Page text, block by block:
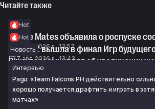
Читайте также
Hot
Gentle Mates объявила о роспуске
7 авг. 2026 г., 13:57
Hot
Team KZ вышла в финал Игр
7 авг. 2026 г., 13:43
Новость
Pimp поразмышлял об увеличении
LAN-турниров по CS2
7 авг. 2026 г., 12:13
Новости
Интервью
Pagu: «Team Falcons PH действительно
хорошо получается драфтить и играть в
матчах»